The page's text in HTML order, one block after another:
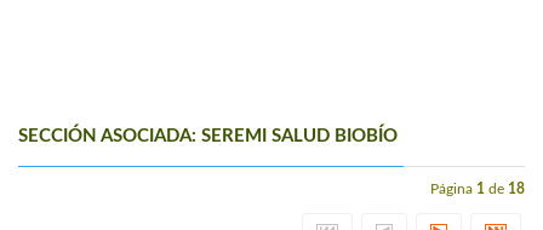
SECCIÓN ASOCIADA: SEREMI SALUD BIOBÍO
Página 1 de 18